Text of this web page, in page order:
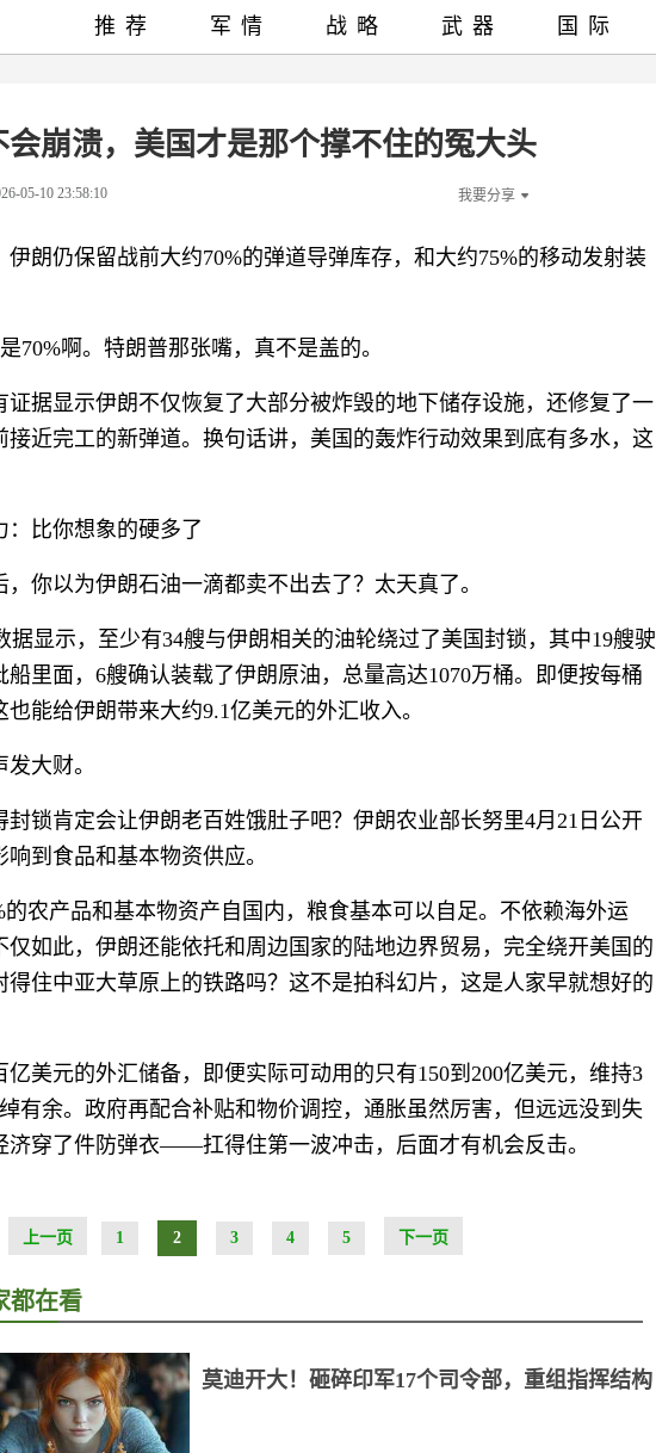
崩溃，美国才是那个撑不住的冤大头
05-10 23:58:10 我要分享
朗仍保留战前大约70%的弹道导弹库存，和大约75%的移动发射装
70%啊。特朗普那张嘴，真不是盖的。
证据显示伊朗不仅恢复了大部分被炸毁的地下储存设施，还修复了一
近完工的新弹道。换句话讲，美国的轰炸行动效果到底有多水，这
：比你想象的硬多了
你以为伊朗石油一滴都卖不出去了？太天真了。
据显示，至少有34艘与伊朗相关的油轮绕过了美国封锁，其中19艘驶
里面，6艘确认装载了伊朗原油，总量高达1070万桶。即便按每桶
能给伊朗带来大约9.1亿美元的外汇收入。
大财。
锁肯定会让伊朗老百姓饿肚子吧？伊朗农业部长努里4月21日公开
到食品和基本物资供应。
农产品和基本物资产自国内，粮食基本可以自足。不依赖海外运
如此，伊朗还能依托和周边国家的陆地边界贸易，完全绕开美国的
住中亚大草原上的铁路吗？这不是拍科幻片，这是人家早就想好的
美元的外汇储备，即便实际可动用的只有150到200亿美元，维持3
有余。政府再配合补贴和物价调控，通胀虽然厉害，但远远没到失
济穿了件防弹衣——扛得住第一波冲击，后面才有机会反击。
上一页 1 2 3 4 5 下一页
推荐 军情 战略 武器 国际
都在看
莫迪开大！砸碎印军17个司令部，重组指挥结构